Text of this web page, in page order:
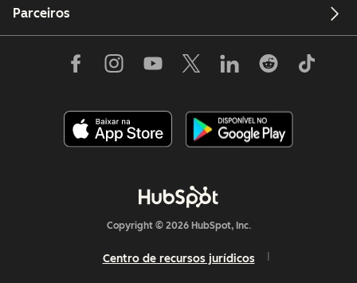
Parceiros
Copyright © 2026 HubSpot, Inc.
Centro de recursos jurídicos